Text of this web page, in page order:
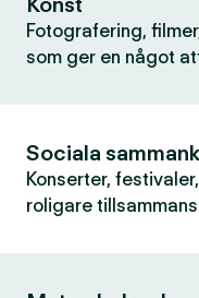
Fotografering,
som ger en något
Sociala
Konserter,
roligare